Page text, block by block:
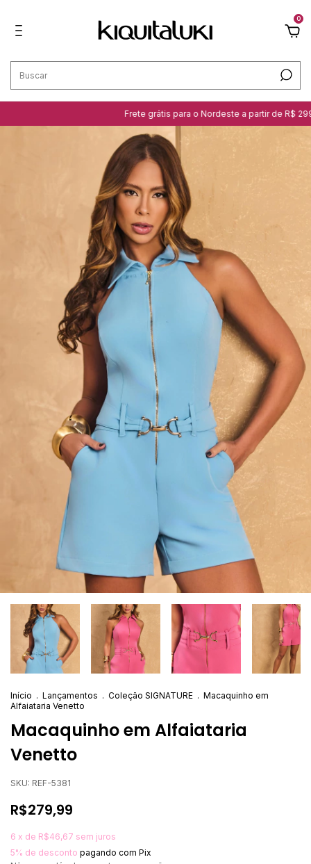
0
Frete grátis para o Nordeste a partir de R$
Início . Lançamentos . Coleção SIGNATURE . Macaquinho em
Alfaiataria Venetto
Macaquinho em Alfaiataria
Venetto
SKU: REF-5381
R$279,99
6 x de R$46,67 sem juros
5% de desconto pagando com Pix